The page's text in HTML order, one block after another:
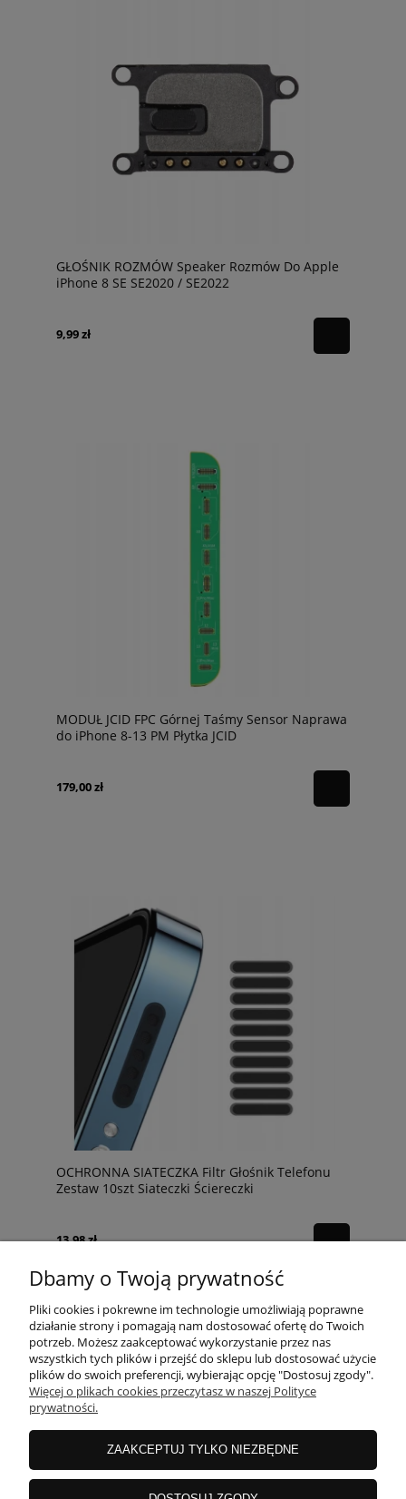
GŁOŚNIK ROZMÓW Speaker Rozmów Do Apple
iPhone 8 SE SE2020 / SE2022
9,99 zł
MODUŁ JCID FPC Górnej Taśmy Sensor Naprawa
do iPhone 8-13 PM Płytka JCID
179,00 zł
OCHRONNA SIATECZKA Filtr Głośnik Telefonu
Zestaw 10szt Siateczki Ściereczki
13,98 zł
POMOC
MOJE KONTO
PŁATNOŚCI I DOSTAWA
Dbamy o Twoją prywatność
Pliki cookies i pokrewne im technologie umożliwiają poprawne
działanie strony i pomagają nam dostosować ofertę do Twoich
potrzeb. Możesz zaakceptować wykorzystanie przez nas
wszystkich tych plików i przejść do sklepu lub dostosować użycie
plików do swoich preferencji, wybierając opcję "Dostosuj zgody".
Więcej o plikach cookies przeczytasz w naszej Polityce
prywatności.
ZAAKCEPTUJ TYLKO NIEZBĘDNE